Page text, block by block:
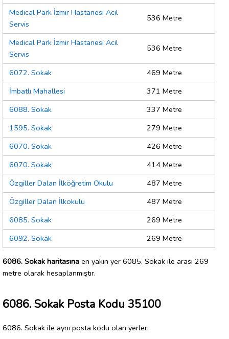
Medical Park İzmir Hastanesi Acil
Servis
536 Metre
Medical Park İzmir Hastanesi Acil
Servis
536 Metre
6072. Sokak
469 Metre
İmbatlı Mahallesi
371 Metre
6088. Sokak
337 Metre
1595. Sokak
279 Metre
6070. Sokak
426 Metre
6070. Sokak
414 Metre
Özgiller Dalan İlköğretim Okulu
487 Metre
Özgiller Dalan İlkokulu
487 Metre
6085. Sokak
269 Metre
6092. Sokak
269 Metre
6086. Sokak haritasına en yakın yer 6085. Sokak ile arası 269
metre olarak hesaplanmıştır.
6086. Sokak Posta Kodu 35100
6086. Sokak ile aynı posta kodu olan yerler: